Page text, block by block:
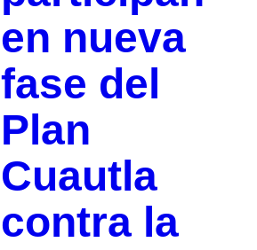
en nueva
fase del
Plan
Cuautla
contra la